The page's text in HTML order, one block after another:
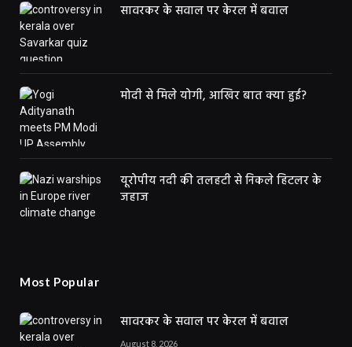
सावरकर के सवाल पर केरल में बवाल
मोदी से मिले योगी, आखिर बात क्या हुई?
यूरोपीय नदी की तलहटी से निकले हिटलर के
जहाज
Most Popular
सावरकर के सवाल पर केरल में बवाल
August 8, 2026